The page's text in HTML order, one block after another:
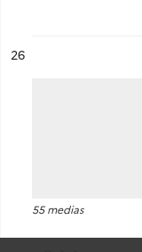
n°
26
55 medias